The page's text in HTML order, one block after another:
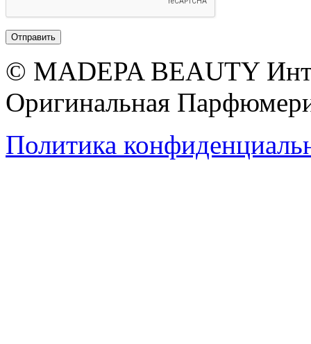
© MADEPA BEAUTY
Оригинальная
Политика